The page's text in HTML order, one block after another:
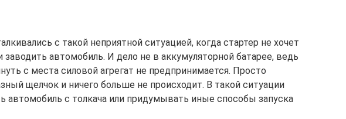
с такой неприятной ситуацией, когда стартер не хочет
заводить автомобиль. И дело не в аккумуляторной батарее, ведь
с места силовой агрегат не предпринимается. Просто
щелчок и ничего больше не происходит. В такой ситуации
автомобиль с толкача или придумывать иные способы запуска